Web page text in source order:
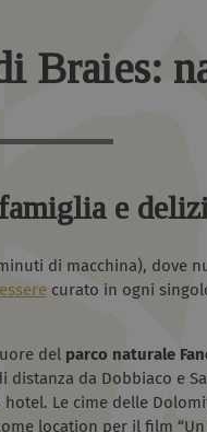
Braies:
e
di macchina), dove
curato in ogni
del parco naturale
distanza da Dobbiaco e
Le cime delle
location per il film “Un